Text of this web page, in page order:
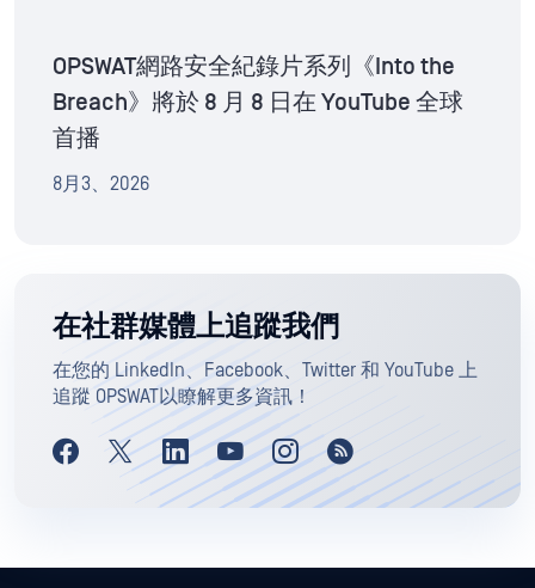
OPSWAT網路安全紀錄片系列《Into the
Breach》將於 8 月 8 日在 YouTube 全球
首播
8月3、2026
在社群媒體上追蹤我們
在您的 LinkedIn、Facebook、Twitter 和 YouTube 上
追蹤 OPSWAT以瞭解更多資訊！